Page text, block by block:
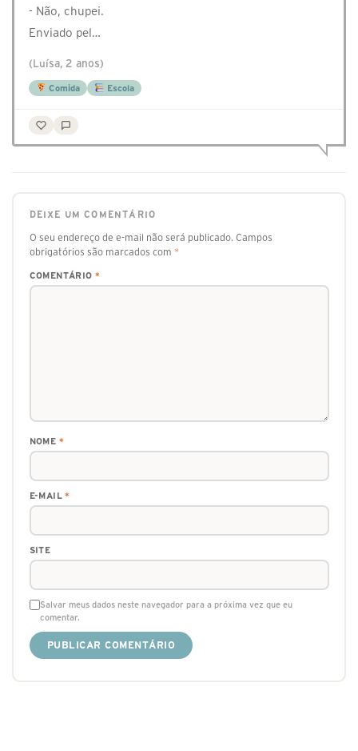
- Não, chupei.
Enviado pel…
(Luísa, 2 anos)
Comida Escola
DEIXE UM COMENTÁRIO
O seu endereço de e-mail não será publicado. Campos
obrigatórios são marcados com *
COMENTÁRIO *
NOME *
E-MAIL*
SITE
Salvar meus dados neste navegador para a próxima vez que eu
comentar.